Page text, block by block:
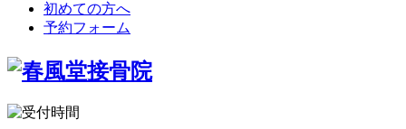
初めての方へ
予約フォーム